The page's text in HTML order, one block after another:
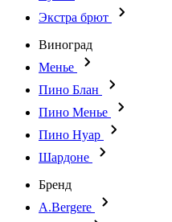
Экстра брют
Виноград
Менье
Пино Блан
Пино Менье
Пино Нуар
Шардоне
Бренд
A.Bergere